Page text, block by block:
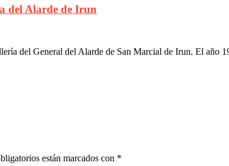
del Alarde de Irun
del General del Alarde de San Marcial de Irun. El año
están marcados con *